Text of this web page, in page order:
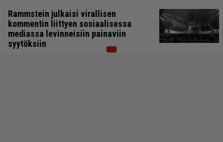
Rammstein julkaisi virallisen
kommentin liittyen sosiaalisessa
mediassa levinneisiin painaviin
syytöksiin